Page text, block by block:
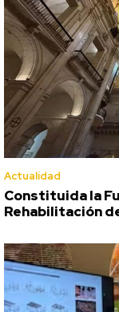
Actualidad
Constituida la
Rehabilitación